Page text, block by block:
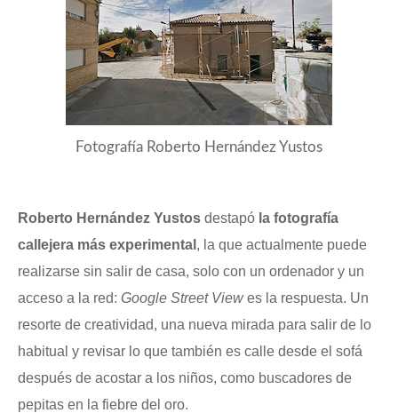
Fotografía Roberto Hernández Yustos
Roberto Hernández Yustos destapó la fotografía
callejera más experimental , la que actualmente puede
realizarse sin salir de casa, solo con un ordenador y un
acceso a la red: Google Street Viewes la respuesta. Un
resorte de creatividad, una nueva mirada para salir de lo
habitual y revisar lo que también es calle desde el sofá
después de acostar a los niños, como buscadores de
pepitas en la fiebre del oro.